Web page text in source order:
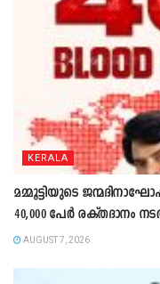
KERALA
മമ്മൂട്ടിയുടെ
40,000 പേർ രക്തദാനം
AUGUST 7, 2026